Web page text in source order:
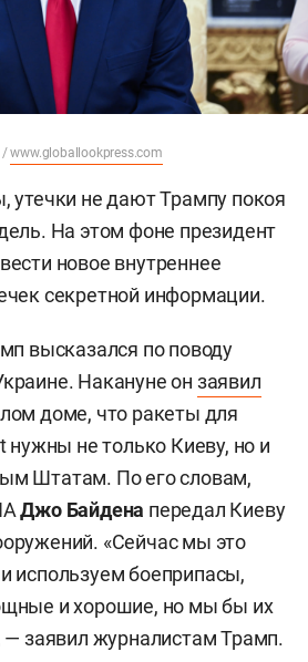
/www.globallookpress.com
утечки не дают Трампу покоя
На этом фоне президент
новое внутреннее
секретной информации.
высказался по поводу
Накануне он заявил
доме, что ракеты для
нужны не только Киеву, но и
Штатам. По его словам,
Джо Байдена передал Киеву
«Сейчас мы это
используем боеприпасы,
и хорошие, но мы бы их
— заявил журналистам Трамп.